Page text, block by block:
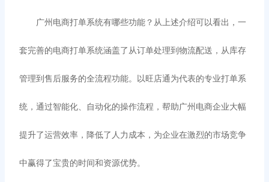
广州电商打单系统有哪些功能？从上述介绍可以看出，一
套完善的电商打单系统涵盖了从订单处理到物流配送，从库存
管理到售后服务的全流程功能。以旺店通为代表的专业打单系
统，通过智能化、自动化的操作流程，帮助广州电商企业大幅
提升了运营效率，降低了人力成本，为企业在激烈的市场竞争
中赢得了宝贵的时间和资源优势。